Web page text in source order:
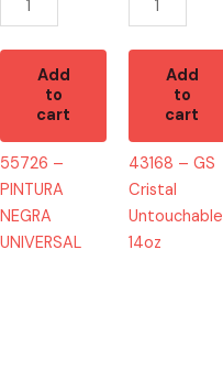
Add
to
cart
55726 –
PINTURA
NEGRA
UNIVERSAL
Add
to
cart
43168 – GS
Cristal
Untouchable
14oz